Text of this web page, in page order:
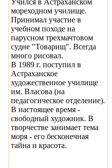
Учился в Астраханском
мореходном училище.
Принимал участие в
учебном походе на
парусном трехмачтовом
судне "Товарищ". Всегда
много рисовал.
В 1989 г. поступил в
Астраханское
художественное училище
им. Власова (на
педагогическое отделение).
В настоящее время -
свободный художник. В
творчестве занимает тема
моря - его бесконечная
тайна и красота.